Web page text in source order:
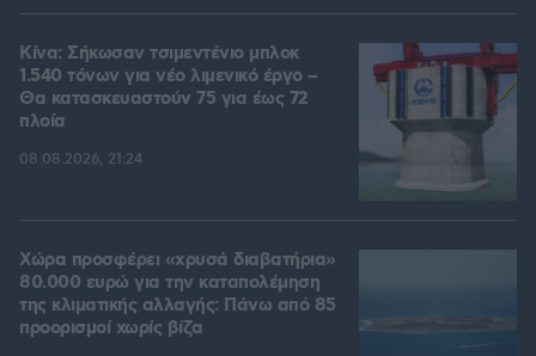
Κίνα: Σήκωσαν τσιμεντένιο μπλοκ
1.540 τόνων για νέο λιμενικό έργο –
Θα κατασκευαστούν 75 για έως 72
πλοία
08.08.2026, 21:24
Χώρα προσφέρει «χρυσά διαβατήρια»
80.000 ευρώ για την καταπολέμηση
της κλιματικής αλλαγής: Πάνω από 85
προορισμοί χωρίς βίζα